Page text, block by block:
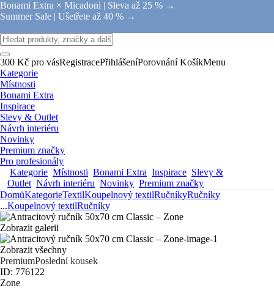
Bonami Extra × Micadoni | Sleva až 25 % →
Summer Sale | Ušetřete až 40 % →
300 Kč pro vásRegistracePřihlášeníPorovnání KošíkMenu
Kategorie
Místnosti
Bonami Extra
Inspirace
Slevy & Outlet
Návrh interiéru
Novinky
Premium značky
Pro profesionály
Kategorie Místnosti Bonami Extra Inspirace Slevy &
Outlet Návrh interiéru Novinky Premium značky
DomůKategorieTextilKoupelnový textilRučníkyRučníky
...Koupelnový textilRučníky
Zobrazit galerii
Zobrazit všechny
PremiumPoslední kousek
ID: 776122
Zone